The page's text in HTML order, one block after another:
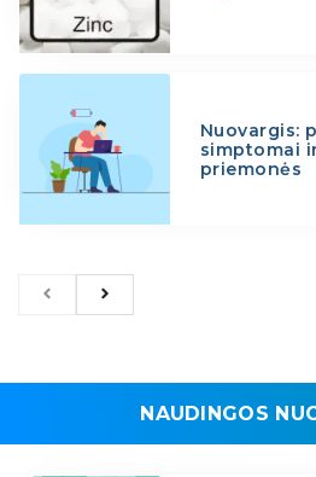
Nuovargis:
simptomai
priemonės
NAUDINGOS